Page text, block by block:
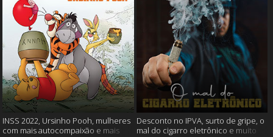
INSS 2022, Ursinho Pooh, mulheres
com mais autocompaixão e mais
Desconto no IPVA, surto de gripe, o
mal do cigarro eletrônico e muito